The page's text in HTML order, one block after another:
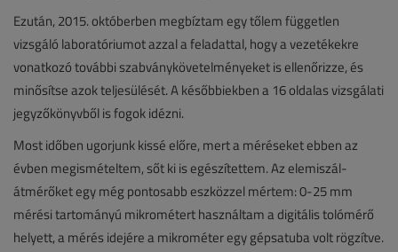
Ezután, 2015. októberben megbíztam egy tőlem független
vizsgáló laboratóriumot azzal a feladattal, hogy a vezetékekre
vonatkozó további szabványkövetelményeket is ellenőrizze, és
minősítse azok teljesülését. A későbbiekben a 16 oldalas vizsgálati
jegyzőkönyvből is fogok idézni.
Most időben ugorjunk kissé előre, mert a méréseket ebben az
évben megismételtem, sőt ki is egészítettem. Az elemiszál-
átmérőket egy még pontosabb eszközzel mértem: 0-25 mm
mérési tartományú mikrométert használtam a digitális tolómérő
helyett, a mérés idejére a mikrométer egy gépsatuba volt rögzítve.